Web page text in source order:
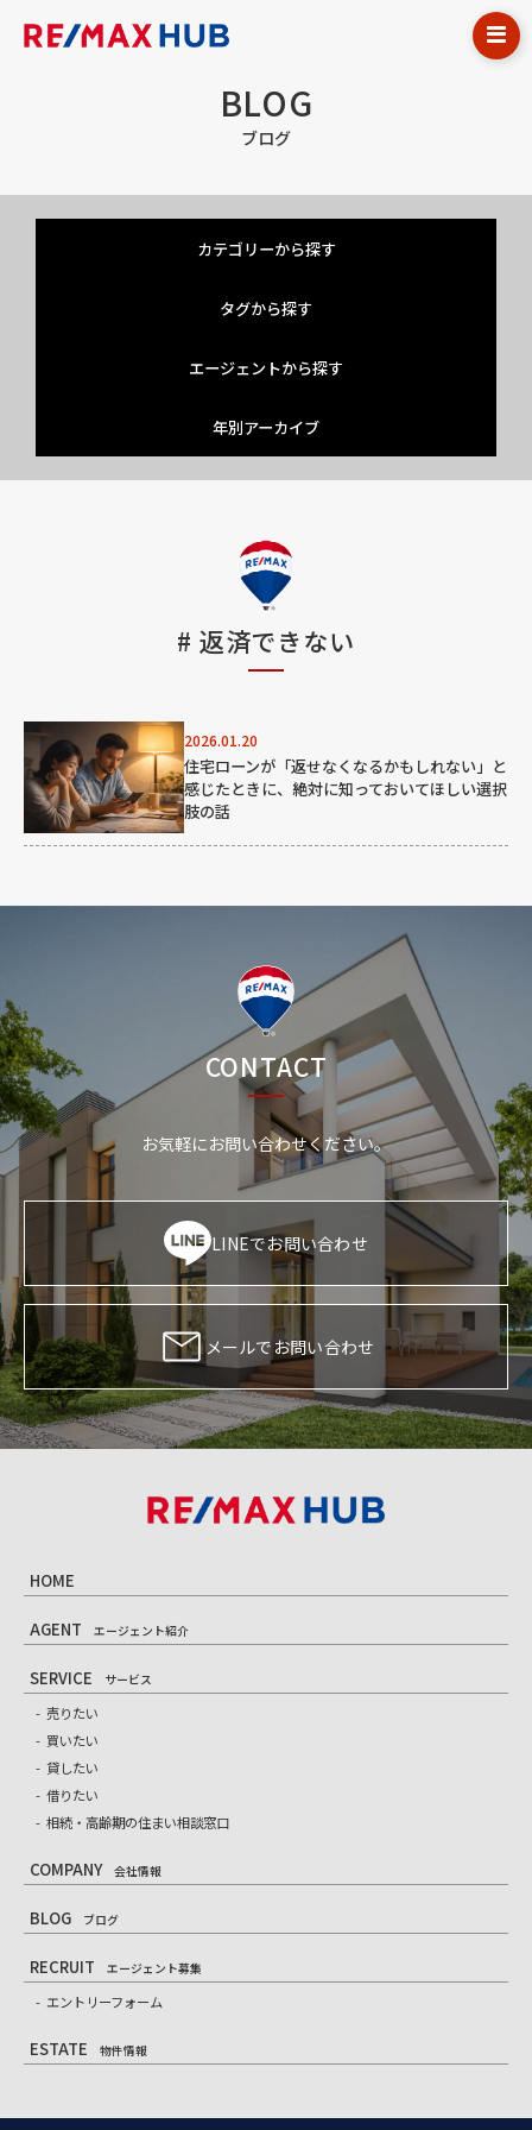
BLOG
ブログ
カテゴリーから探す
タグから探す
エージェントから探す
年別アーカイブ
# 返済できない
2026.01.20
住宅ローンが「返せなくなるかもしれない」と
感じたときに、絶対に知っておいてほしい選択
肢の話
CONTACT
お気軽にお問い合わせください。
LINEでお問い合わせ
メールでお問い合わせ
HOME
AGENT エージェント紹介
SERVICE サービス
売りたい
買いたい
貸したい
借りたい
相続・高齢期の住まい相談窓口
COMPANY 会社情報
BLOG ブログ
RECRUIT エージェント募集
エントリーフォーム
ESTATE 物件情報